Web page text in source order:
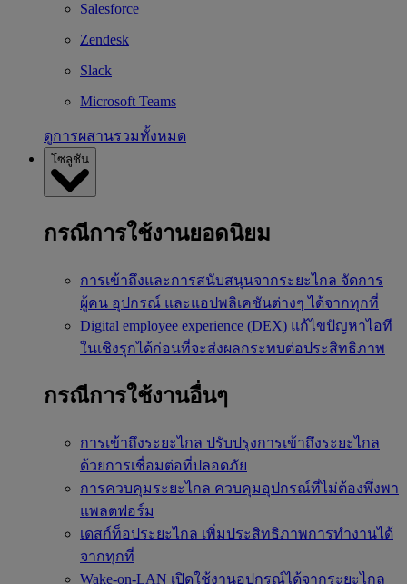
Salesforce
Zendesk
Slack
Microsoft Teams
ดูการผสานรวมทั้งหมด
โซลูชัน
กรณีการใช้งานยอดนิยม
การเข้าถึงและการสนับสนุนจากระยะไกล จัดการ
ผู้คน อุปกรณ์ และแอปพลิเคชันต่างๆ ได้จากทุกที่
Digital employee experience (DEX) แก้ไขปัญหาไอที
ในเชิงรุกได้ก่อนที่จะส่งผลกระทบต่อประสิทธิภาพ
กรณีการใช้งานอื่นๆ
การเข้าถึงระยะไกล ปรับปรุงการเข้าถึงระยะไกล
ด้วยการเชื่อมต่อที่ปลอดภัย
การควบคุมระยะไกล ควบคุมอุปกรณ์ที่ไม่ต้องพึ่งพา
แพลตฟอร์ม
เดสก์ท็อประยะไกล เพิ่มประสิทธิภาพการทำงานได้
จากทุกที่
Wake-on-LAN เปิดใช้งานอุปกรณ์ได้จากระยะไกล